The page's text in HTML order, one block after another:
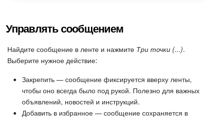
Управлять сообщением
Найдите сообщение в ленте и нажмите Три точки (...).
Выберите нужное действие:
Закрепить — сообщение фиксируется вверху ленты,
чтобы оно всегда было под рукой. Полезно для важных
объявлений, новостей и инструкций.
Добавить в избранное — сообщение сохраняется в